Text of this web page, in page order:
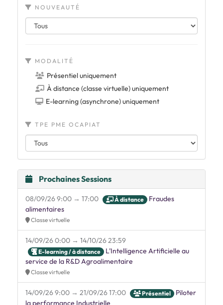
NOUVEAUTÉ
MODALITÉ
Présentiel uniquement
À distance (classe virtuelle) uniquement
E-learning (asynchrone) uniquement
TPE PME OCAPIAT
Prochaines Sessions
08/09/26 9:00 → 17:00 À distance
Fraudes
alimentaires
Classe virtuelle
14/09/26 0:00 → 14/10/26 23:59
E-learning / à distance
L’Intelligence Artificielle au
service de la R&D Agroalimentaire
Classe virtuelle
14/09/26 9:00 → 21/09/26 17:00 Présentiel
Piloter